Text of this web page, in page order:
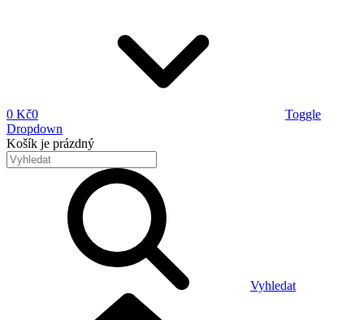
0 Kč0
Toggle
Dropdown
Košík je prázdný
Vyhledat